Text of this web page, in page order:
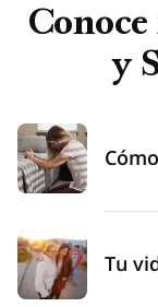
Conoce
y
Tu